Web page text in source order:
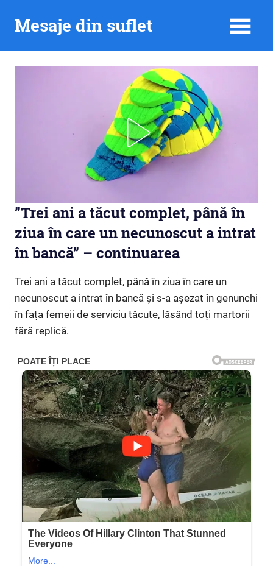
Mesaje din suflet
”Trei ani a tăcut complet, până în
ziua în care un necunoscut a intrat
în bancă” – continuarea
Trei ani a tăcut complet, până în ziua în care un
necunoscut a intrat în bancă și s-a așezat în genunchi
în fața femeii de serviciu tăcute, lăsând toți martorii
fără replică.